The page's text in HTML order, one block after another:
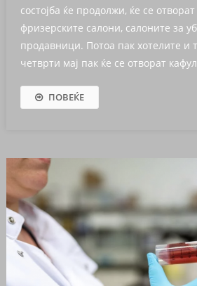
состојба ќе продолжи, ќе се
фризерските салони, салоните за
продавници. Потоа пак хотелите и
четврти мај пак ќе се отворат
ПОВЕЌЕ